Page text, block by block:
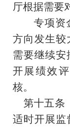
厅根据需要
专项资
方向发生较
需要继续安
开展绩效
核。
第十五条
适时开展监